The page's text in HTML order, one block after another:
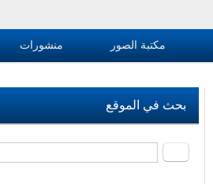
مكتبة الصور منشورات
بحث في الموقع
‏بحث ‏